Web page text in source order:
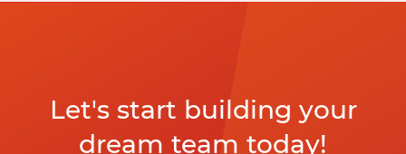
Let's start building your
dream team today!